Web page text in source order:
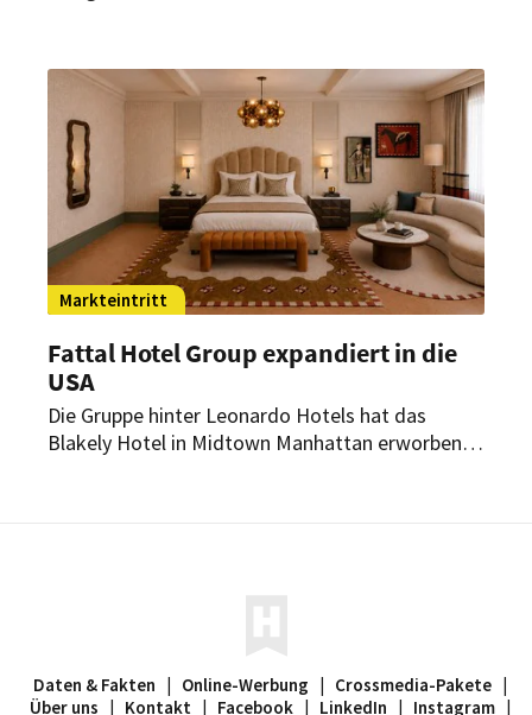
Sommer 2026 sind zwei weitere Eröffnungen
Markteintritt
Fattal Hotel Group expandiert in die
USA
Die Gruppe hinter Leonardo Hotels hat das
Blakely Hotel in Midtown Manhattan erworben.
Daten & Fakten | Online-Werbung | Crossmedia-Pakete |
Über uns | Kontakt | Facebook | LinkedIn | Instagram |